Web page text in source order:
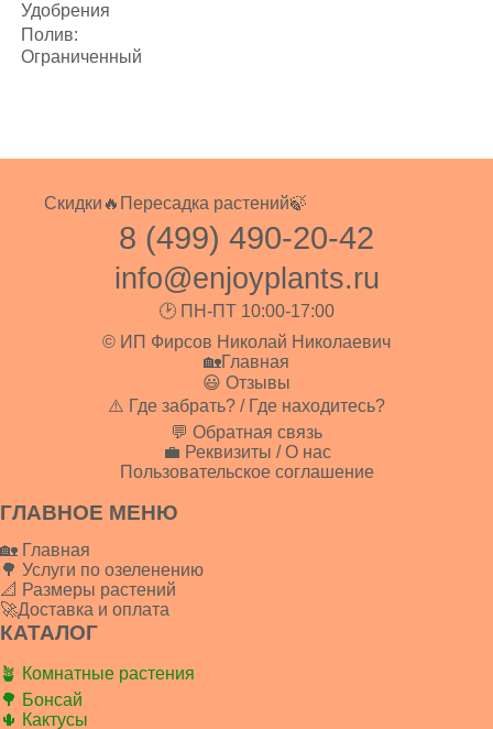
Удобрения
Полив:
Ограниченный
Скидки🔥 Пересадка растений🍃
8 (499) 490-20-42
info@enjoyplants.ru
🕑 ПН-ПТ 10:00-17:00
© ИП Фирсов Николай Николаевич
🏡Главная
😃 Отзывы
⚠️ Где забрать? / Где находитесь?
💬 Обратная связь
💼 Реквизиты / О нас
Пользовательское соглашение
ГЛАВНОЕ МЕНЮ
🏡 Главная
🌳 Услуги по озеленению
📐 Размеры растений
🚀Доставка и оплата
КАТАЛОГ
🪴 Комнатные растения
🌳 Бонсай
🌵 Кактусы